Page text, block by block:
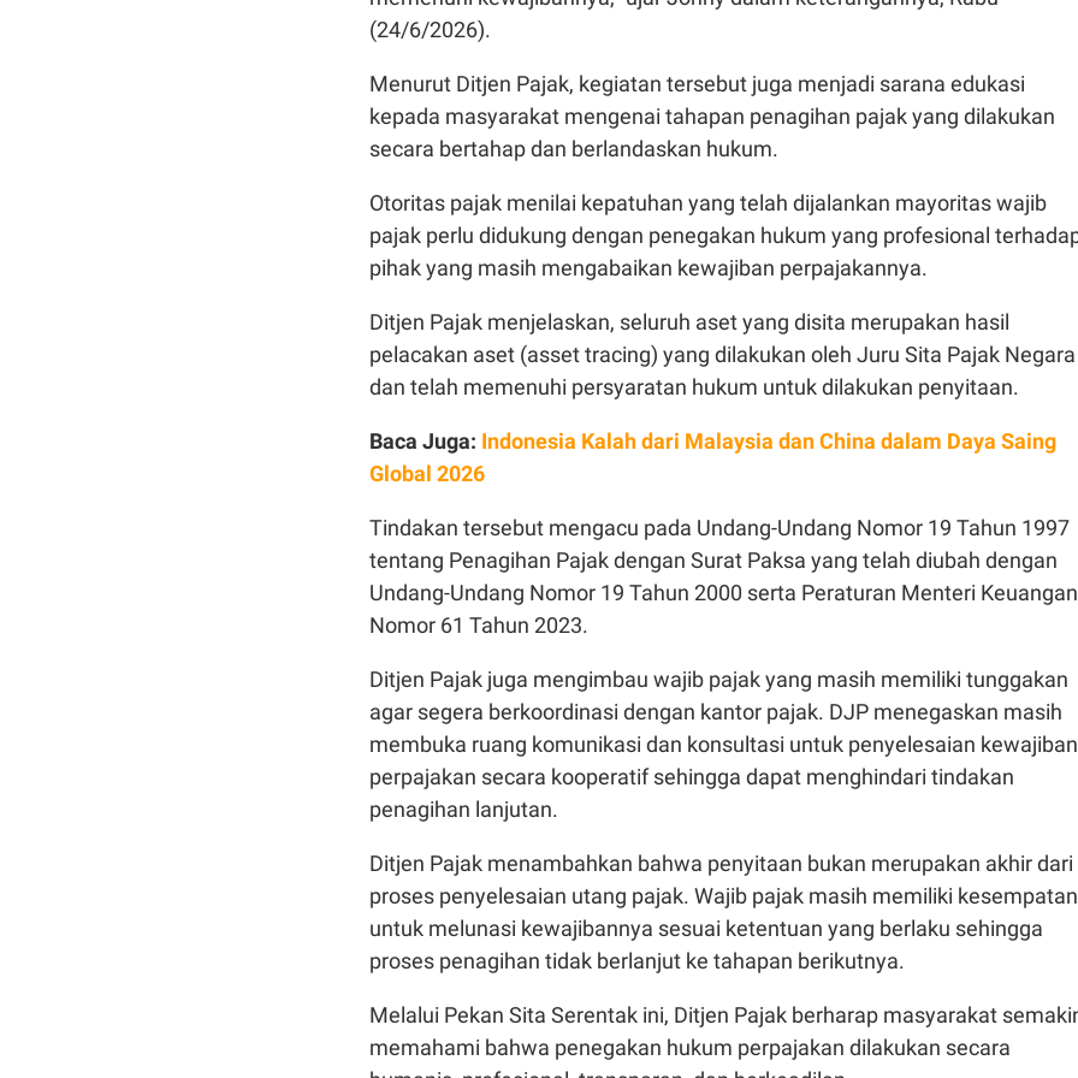
(24/6/2026).
Menurut Ditjen Pajak, kegiatan tersebut juga menjadi sarana edukasi
kepada masyarakat mengenai tahapan penagihan pajak yang dilakukan
secara bertahap dan berlandaskan hukum.
Otoritas pajak menilai kepatuhan yang telah dijalankan mayoritas wajib
pajak perlu didukung dengan penegakan hukum yang profesional
pihak yang masih mengabaikan kewajiban perpajakannya.
Ditjen Pajak menjelaskan, seluruh aset yang disita merupakan hasil
pelacakan aset (asset tracing) yang dilakukan oleh Juru Sita Pajak Negara
dan telah memenuhi persyaratan hukum untuk dilakukan penyitaan.
Baca Juga: Indonesia Kalah dari Malaysia dan China dalam Daya Saing
Global 2026
Tindakan tersebut mengacu pada Undang-Undang Nomor 19 Tahun 1997
tentang Penagihan Pajak dengan Surat Paksa yang telah diubah dengan
Undang-Undang Nomor 19 Tahun 2000 serta Peraturan Menteri Keuangan
Nomor 61 Tahun 2023.
Ditjen Pajak juga mengimbau wajib pajak yang masih memiliki tunggakan
agar segera berkoordinasi dengan kantor pajak. DJP menegaskan masih
membuka ruang komunikasi dan konsultasi untuk penyelesaian kewajiban
perpajakan secara kooperatif sehingga dapat menghindari tindakan
penagihan lanjutan.
Ditjen Pajak menambahkan bahwa penyitaan bukan merupakan akhir dari
proses penyelesaian utang pajak. Wajib pajak masih memiliki kesempatan
untuk melunasi kewajibannya sesuai ketentuan yang berlaku sehingga
proses penagihan tidak berlanjut ke tahapan berikutnya.
Melalui Pekan Sita Serentak ini, Ditjen Pajak berharap masyarakat
memahami bahwa penegakan hukum perpajakan dilakukan secara